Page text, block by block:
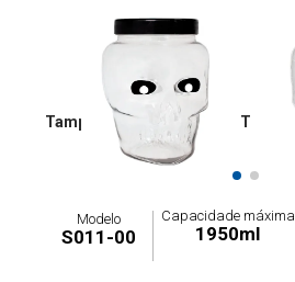
Modelo
S011-00
Capacidade máxima
1950ml
Tampas: G010-0T / G011-0T